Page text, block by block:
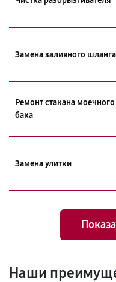
Замена заливного шланга
Ремонт стакана моечного
бака
Замена улитки
Наши